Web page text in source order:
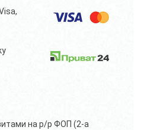
на р/р ФОП (2-а